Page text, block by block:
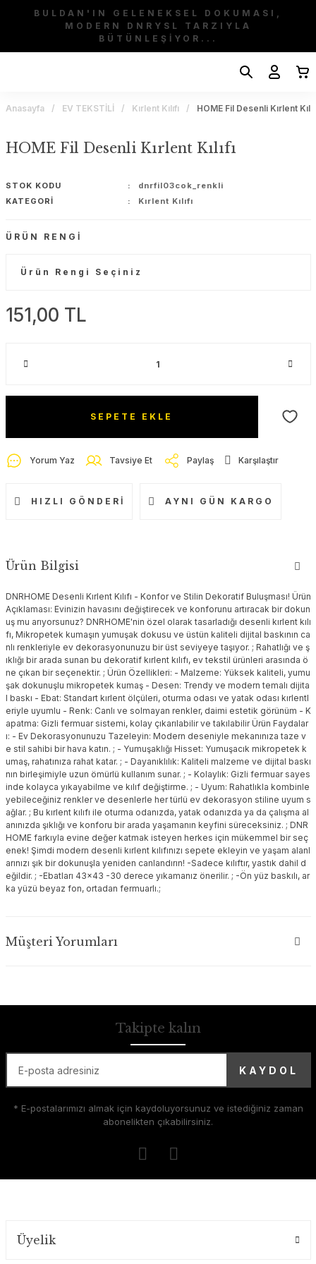
BULDAN'IN GELENEKSEL DOKUMASI,
MODERN DNRYSL TARZIYLA
BÜTÜNLEŞİYOR...
Anasayfa EV TEKSTİLİ Kırlent Kılıfı HOME Fil Desenli Kırlent
HOME Fil Desenli Kırlent Kılıfı
STOK KODU
dnrfil03cok_renkli
KATEGORI
Kırlent Kılıfı
ÜRÜN RENGI
151,00 TL
SEPETE EKLE
Yorum Yaz Tavsiye Et Paylaş Karşılaştır
HIZLI GÖNDERI AYNI GÜN KARGO
Ürün Bilgisi
DNRHOME Desenli Kırlent Kılıfı - Konfor ve Stilin Dekoratif Buluşması! Ürün
Açıklaması: Evinizin havasını değiştirecek ve konforunu artıracak bir dokun
uş mu arıyorsunuz? DNRHOME'nin özel olarak tasarladığı desenli kırlent kılı
fı, Mikropetek kumaşın yumuşak dokusu ve üstün kaliteli dijital baskının ca
nlı renkleriyle ev dekorasyonunuzu bir üst seviyeye taşıyor. ; Rahatlığı ve ş
ıklığı bir arada sunan bu dekoratif kırlent kılıfı, ev tekstil ürünleri arasında ö
ne çıkan bir seçenektir. ; Ürün Özellikleri: - Malzeme: Yüksek kaliteli, yumu
şak dokunuşlu mikropetek kumaş - Desen: Trendy ve modern temalı dijita
l baskı - Ebat: Standart kırlent ölçüleri, oturma odası ve yatak odası kırlentl
eriyle uyumlu - Renk: Canlı ve solmayan renkler, daimi estetik görünüm - K
apatma: Gizli fermuar sistemi, kolay çıkarılabilir ve takılabilir Ürün Faydalar
ı: - Ev Dekorasyonunuzu Tazeleyin: Modern deseniyle mekanınıza taze v
e stil sahibi bir hava katın. ; - Yumuşaklığı Hisset: Yumuşacık mikropetek k
umaş, rahatınıza rahat katar. ; - Dayanıklılık: Kaliteli malzeme ve dijital baskı
nın birleşimiyle uzun ömürlü kullanım sunar. ; - Kolaylık: Gizli fermuar sayes
inde kolayca yıkayabilme ve kılıf değiştirme. ; - Uyum: Rahatlıkla kombinle
yebileceğiniz renkler ve desenlerle her türlü ev dekorasyon stiline uyum s
ağlar. ; Bu kırlent kılıfı ile oturma odanızda, yatak odanızda ya da çalışma al
anınızda şıklığı ve konforu bir arada yaşamanın keyfini süreceksiniz. ; DNR
HOME farkıyla evine değer katmak isteyen herkes için mükemmel bir seç
enek! Şimdi modern desenli kırlent kılıfınızı sepete ekleyin ve yaşam alanl
arınızı şık bir dokunuşla yeniden canlandırın! -Sadece kılıftır, yastık dahil d
eğildir. ; -Ebatları 43x43 -30 derece yıkamanız önerilir. ; -Ön yüz baskılı, ar
ka yüzü beyaz fon, ortadan fermuarlı.;
Müşteri Yorumları
Takipte kalın
KAYDOL
* E-postalarımızı almak için kaydoluyorsunuz ve istediğiniz zaman
abonelikten çıkabilirsiniz.
Üyelik